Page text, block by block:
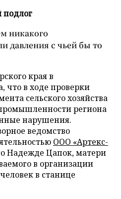
подлог
никакого
давления с чьей бы то
края в
что в ходе проверки
сельского хозяйства
региона
нарушения.
ведомство
ООО «Артекс-
Надежде Цапок, матери
в организации
в станице